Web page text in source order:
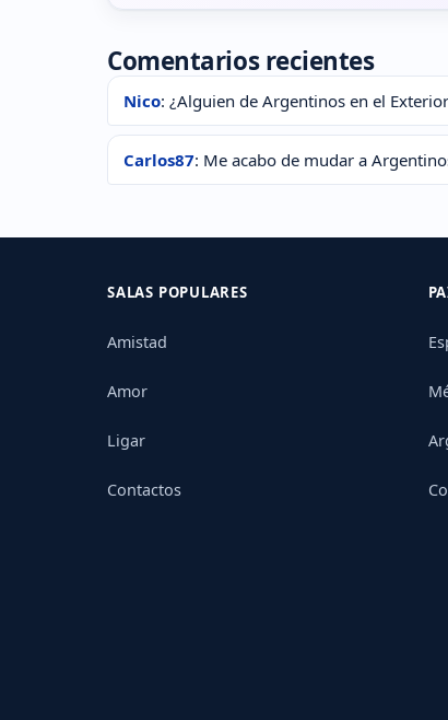
Comentarios recientes
Nico: ¿Alguien de Argentinos en el
Carlos87: Me acabo de mudar a
SALAS POPULARES
Amistad
Amor
Ligar
Contactos